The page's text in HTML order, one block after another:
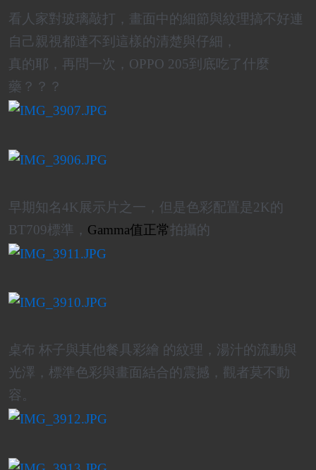
看人家對玻璃敲打，畫面中的細節與紋理搞不好連
自己親視都達不到這樣的清楚與仔細，
真的耶，再問一次，OPPO 205到底吃了什麼
藥？？？
早期知名4K展示片之一，但是色彩配置是2K的
BT709標準， Gamma值正常拍攝的
桌布 杯子與其他餐具彩繪 的紋理，湯汁的流動與
光澤，標準色彩與畫面結合的震撼，觀者莫不動
容。